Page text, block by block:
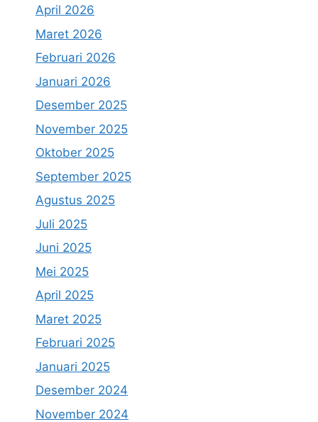
April 2026
Maret 2026
Februari 2026
Januari 2026
Desember 2025
November 2025
Oktober 2025
September 2025
Agustus 2025
Juli 2025
Juni 2025
Mei 2025
April 2025
Maret 2025
Februari 2025
Januari 2025
Desember 2024
November 2024